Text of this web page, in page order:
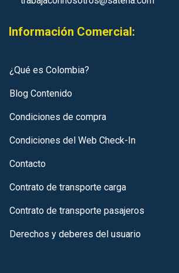
Información Comercial:
¿Qué es Colombia?
Blog Contenido
Condiciones de compra
Condiciones del Web Check-In
Contacto
Contrato de transporte carga
Contrato de transporte pasajeros
Derechos y deberes del usuario